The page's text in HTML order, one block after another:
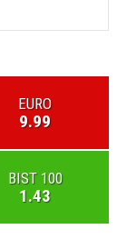
EURO
9.99
BIST 100
1.43